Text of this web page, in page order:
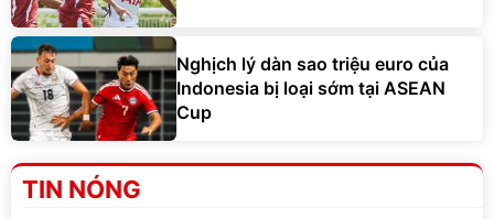
Nghịch lý dàn sao triệu euro của
Indonesia bị loại sớm tại ASEAN
Cup
TIN NÓNG